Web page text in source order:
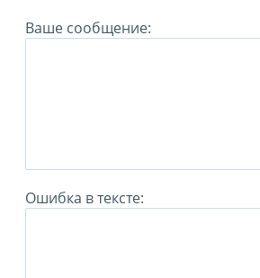
Ваше сообщение:
Ошибка в тексте: